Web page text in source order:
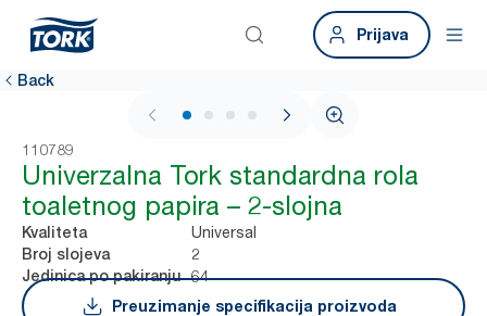
Prijava
Back
1 / 4
110789
Univerzalna Tork standardna rola
toaletnog papira – 2-slojna
Kvaliteta Universal
Broj slojeva 2
Jedinica po pakiranju
64
Preuzimanje specifikacija proizvoda